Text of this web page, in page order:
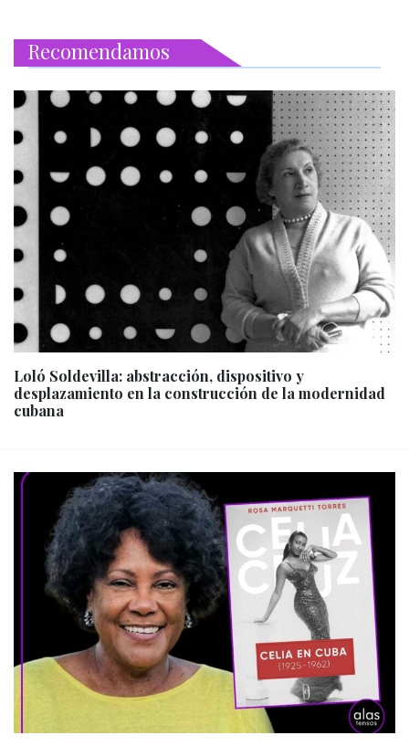
Recomendamos
Loló Soldevilla: abstracción, dispositivo y
desplazamiento en la construcción de la modernidad
cubana